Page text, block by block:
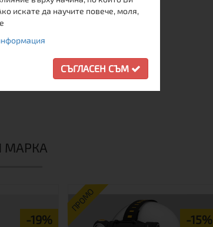
МАРКА
-19%
ПРОМО
-15%
искате да научите повече, моля,
СЪГЛАСЕН СЪМ